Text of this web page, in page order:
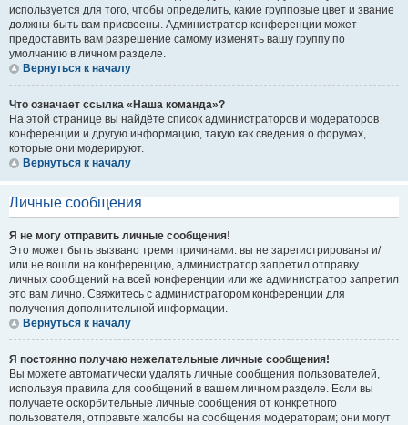
используется для того, чтобы определить, какие групповые цвет и звание
должны быть вам присвоены. Администратор конференции может
предоставить вам разрешение самому изменять вашу группу по
умолчанию в личном разделе.
Вернуться к началу
Что означает ссылка «Наша команда»?
На этой странице вы найдёте список администраторов и модераторов
конференции и другую информацию, такую как сведения о форумах,
которые они модерируют.
Вернуться к началу
Личные сообщения
Я не могу отправить личные сообщения!
Это может быть вызвано тремя причинами: вы не зарегистрированы и/
или не вошли на конференцию, администратор запретил отправку
личных сообщений на всей конференции или же администратор запретил
это вам лично. Свяжитесь с администратором конференции для
получения дополнительной информации.
Вернуться к началу
Я постоянно получаю нежелательные личные сообщения!
Вы можете автоматически удалять личные сообщения пользователей,
используя правила для сообщений в вашем личном разделе. Если вы
получаете оскорбительные личные сообщения от конкретного
пользователя, отправьте жалобы на сообщения модераторам; они могут